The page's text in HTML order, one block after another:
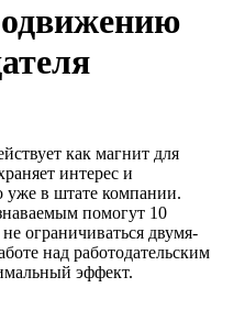
как магнит для
интерес и
уже в штате компании.
помогут 10
ограничиваться двумя-
над работодательским
эффект.